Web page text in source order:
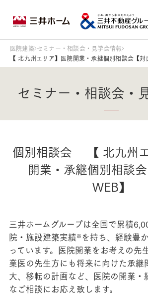
医院建築 セミナー・相談会・見学会情報
【 北九州エリア】医院開業・承継個別相談会【対
セミナー・相談会・
個別相談会 【 北九州
開業・承継個別相談
WEB】
三井ホームグループは全国で累積
院・施設建築実績※を持ち、経験豊
っています。医院開業をお考えの先
業医の先生方にも将来に向けた承継
大、移転の計画など、医院の開業・
なご相談にお応え致します。